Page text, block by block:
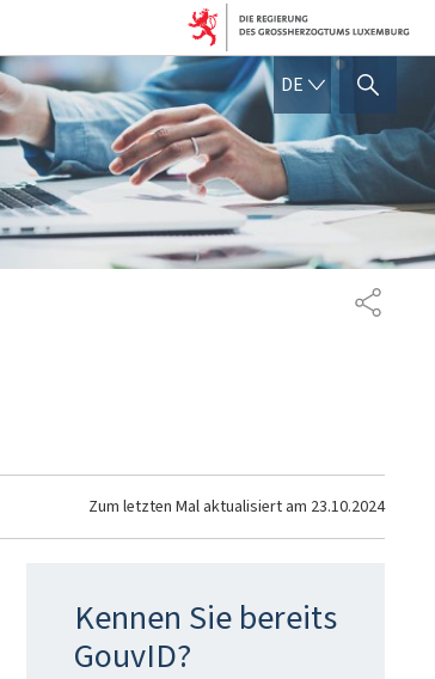
DE DEUTSCH
SUCHFLED ANZEIGEN /
TEILEN
Zum letzten Mal aktualisiert am 23.10.2024
Kennen Sie bereits
GouvID?